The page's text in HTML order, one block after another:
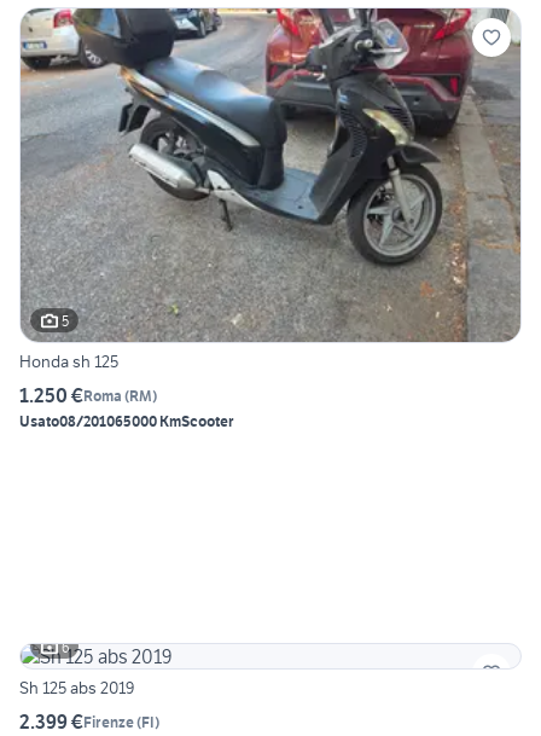
5
Honda sh 125
1.250 €Roma (RM)
Usato08/201065000 KmScooter
6
Sh 125 abs 2019
2.399 €Firenze(FI)